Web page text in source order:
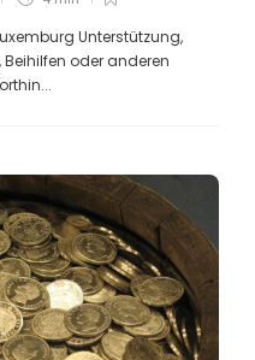
Unterstützung,
oder anderen